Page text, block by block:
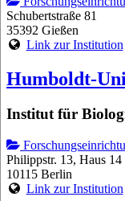
Schubertstraße 81
35392 Gießen
Link zur Institution
Humboldt-
Institut für
Philippstr. 13, Haus 14
10115 Berlin
Link zur Institution